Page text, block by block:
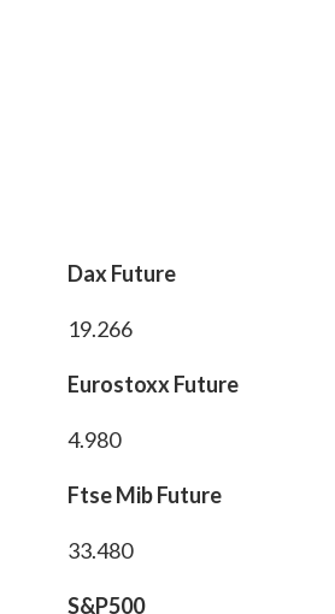
Dax Future
19.266
Eurostoxx Future
4.980
Ftse Mib Future
33.480
S&P500